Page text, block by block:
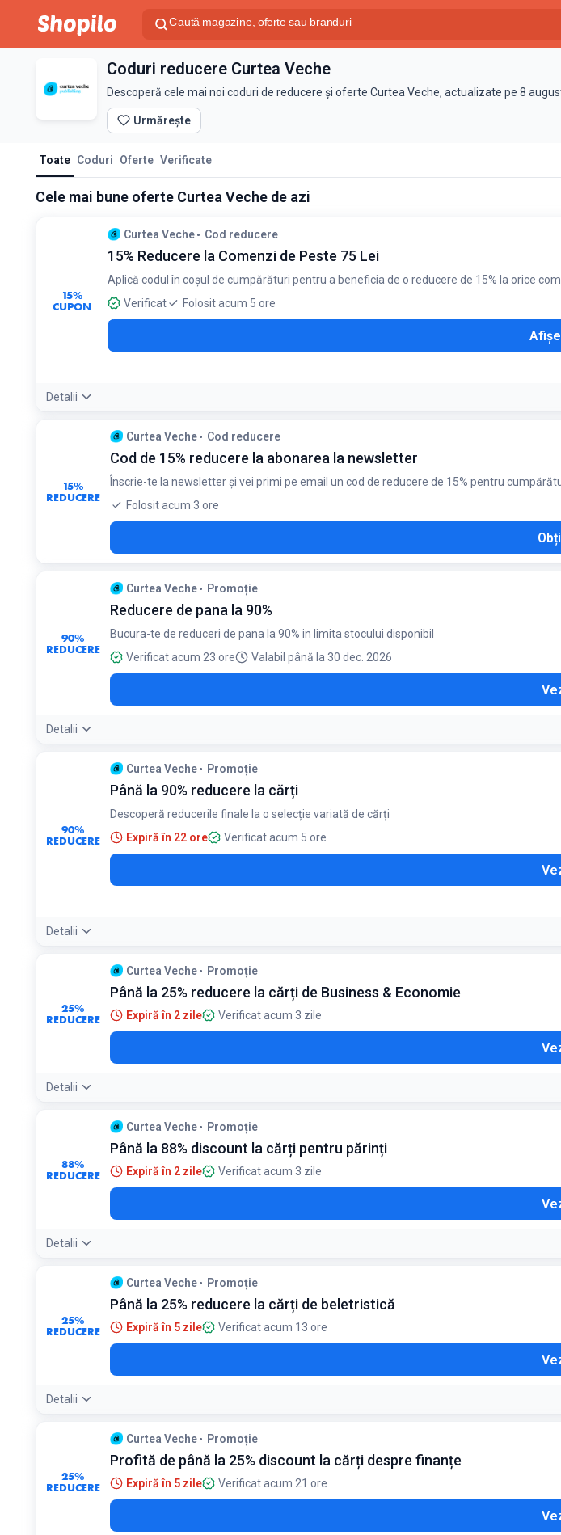
Coduri reducere Curtea Veche
Descoperă cele mai noi coduri de reducere și oferte Curtea Veche, actualizate pe 8
Urmărește
Toate Coduri Oferte Verificate
Cele mai bune oferte Curtea Veche de azi
15%
CUPON
Curtea Veche Cod reducere
15% Reducere la Comenzi de Peste 75 Lei
Aplică codul în coșul de cumpărături pentru a beneficia de o reducere de 15% la orice
Verificat
Folosit acum 5 ore
Detalii
Valabil doar pentru comenzile cu o valoare minimă de 75 lei
15%
REDUCERE
Curtea Veche Cod reducere
Cod de 15% reducere la abonarea la newsletter
Înscrie-te la newsletter și vei primi pe email un cod de reducere de 15% pentru
Folosit acum 3 ore
90%
REDUCERE
Curtea Veche Promoție
Reducere de pana la 90%
Bucura-te de reduceri de pana la 90% in limita stocului disponibil
Verificat acum 23 ore
Valabil până la 30 dec. 2026
Detalii
90%
REDUCERE
Curtea Veche Promoție
Până la 90% reducere la cărți
Descoperă reducerile finale la o selecție variată de cărți
Expiră în 22 ore
Verificat acum 5 ore
Detalii
Stocuri limitate. Reducerile se aplică la produsele selectate
25%
REDUCERE
Curtea Veche Promoție
Până la 25% reducere la cărți de Business & Economie
Expiră în 2 zile Verificat acum 3 zile
Detalii
88%
REDUCERE
Curtea Veche Promoție
Până la 88% discount la cărți pentru părinți
Expiră în 2 zile Verificat acum 3 zile
Detalii
25%
REDUCERE
Curtea Veche Promoție
Până la 25% reducere la cărți de beletristică
Expiră în 5 zile Verificat acum 13 ore
Detalii
25%
REDUCERE
Curtea Veche Promoție
Profită de până la 25% discount la cărți despre finanțe
Expiră în 5 zile Verificat acum 21 ore